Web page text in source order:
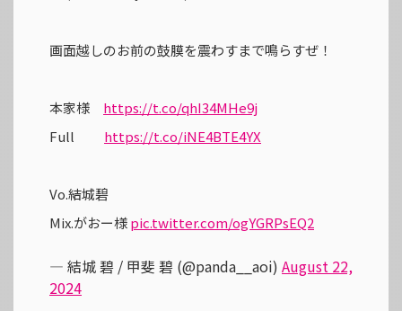
画面越しのお前の鼓膜を震わすまで鳴らすぜ！
本家様 https://t.co/qhI34MHe9j
Full https://t.co/iNE4BTE4YX
Vo.結城碧
Mix.がおー様pic.twitter.com/ogYGRPsEQ2
— 結城 碧 / 甲斐 碧 (@panda__aoi) August 22,
2024